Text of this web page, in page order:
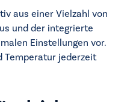
aus einer Vielzahl von
und der integrierte
Einstellungen vor.
Temperatur jederzeit